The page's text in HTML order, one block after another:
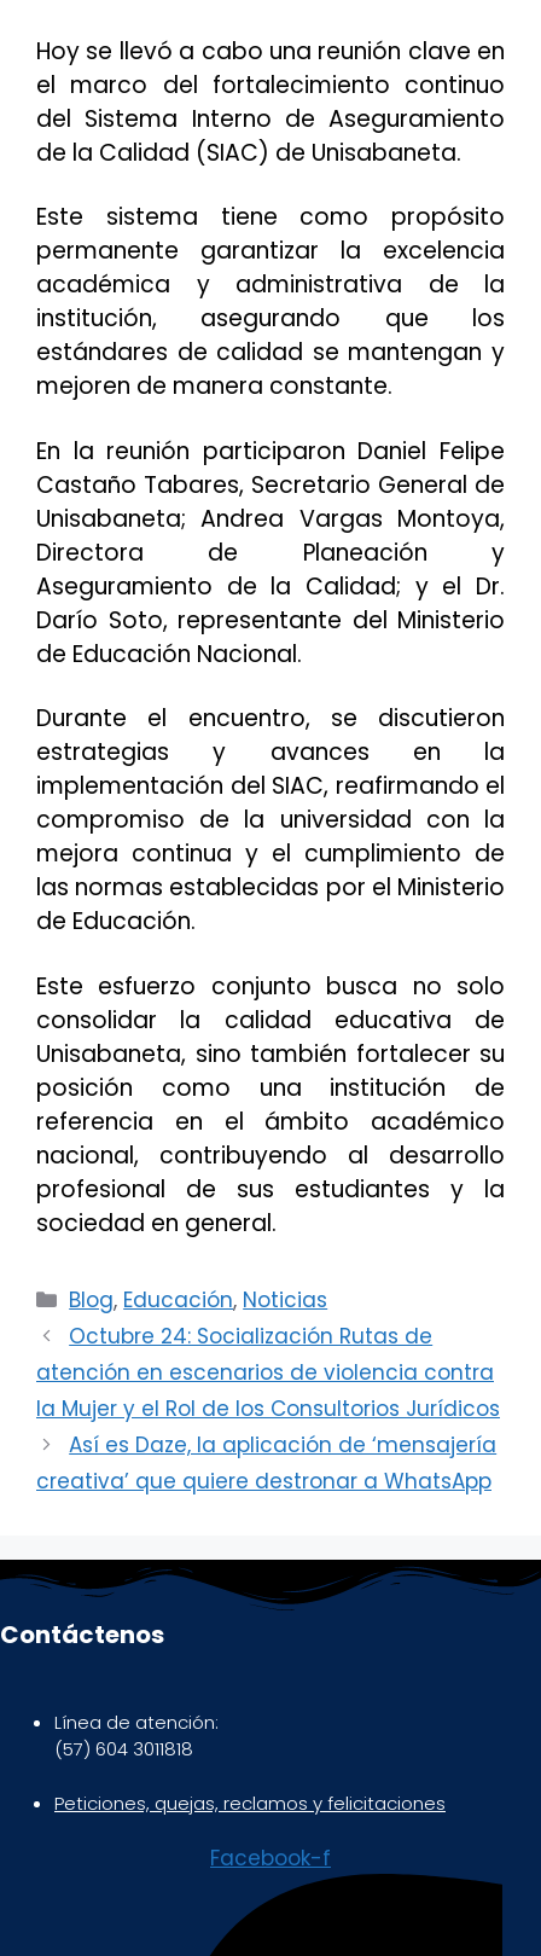
Hoy se llevó a cabo una reunión clave en
el marco del fortalecimiento continuo
del Sistema Interno de Aseguramiento
de la Calidad (SIAC) de Unisabaneta.
Este sistema tiene como propósito
permanente garantizar la excelencia
académica y administrativa de la
institución, asegurando que los
estándares de calidad se mantengan y
mejoren de manera constante.
En la reunión participaron Daniel Felipe
Castaño Tabares, Secretario General de
Unisabaneta; Andrea Vargas Montoya,
Directora de Planeación y
Aseguramiento de la Calidad; y el Dr.
Darío Soto, representante del Ministerio
de Educación Nacional.
Durante el encuentro, se discutieron
estrategias y avances en la
implementación del SIAC, reafirmando el
compromiso de la universidad con la
mejora continua y el cumplimiento de
las normas establecidas por el Ministerio
de Educación.
Este esfuerzo conjunto busca no solo
consolidar la calidad educativa de
Unisabaneta, sino también fortalecer su
posición como una institución de
referencia en el ámbito académico
nacional, contribuyendo al desarrollo
profesional de sus estudiantes y la
sociedad en general.
Categorías
Blog, Educación, Noticias
Octubre 24: Socialización Rutas de
atención en escenarios de violencia contra
la Mujer y el Rol de los Consultorios Jurídicos
Así es Daze, la aplicación de ‘mensajería
creativa’ que quiere destronar a WhatsApp
Contáctenos
Línea de atención:
(57) 604 3011818
Peticiones, quejas, reclamos y felicitaciones
Facebook-f